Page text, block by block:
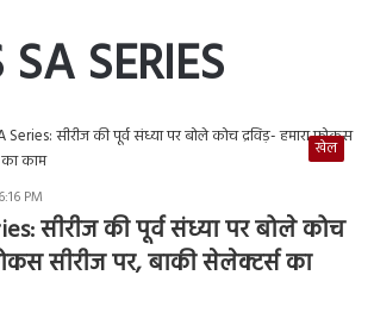
SERIES
खेल
PM
सीरीज की पूर्व संध्या पर बोले कोच
सीरीज पर, बाकी सेलेक्टर्स का